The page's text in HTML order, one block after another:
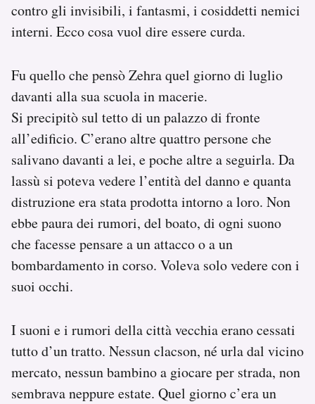
contro gli invisibili, i fantasmi, i cosiddetti nemici
interni. Ecco cosa vuol dire essere curda.
Fu quello che pensò Zehra quel giorno di luglio
davanti alla sua scuola in macerie.
Si precipitò sul tetto di un palazzo di fronte
all’edificio. C’erano altre quattro persone che
salivano davanti a lei, e poche altre a seguirla. Da
lassù si poteva vedere l’entità del danno e quanta
distruzione era stata prodotta intorno a loro. Non
ebbe paura dei rumori, del boato, di ogni suono
che facesse pensare a un attacco o a un
bombardamento in corso. Voleva solo vedere con i
suoi occhi.
I suoni e i rumori della città vecchia erano cessati
tutto d’un tratto. Nessun clacson, né urla dal vicino
mercato, nessun bambino a giocare per strada, non
sembrava neppure estate. Quel giorno c’era un